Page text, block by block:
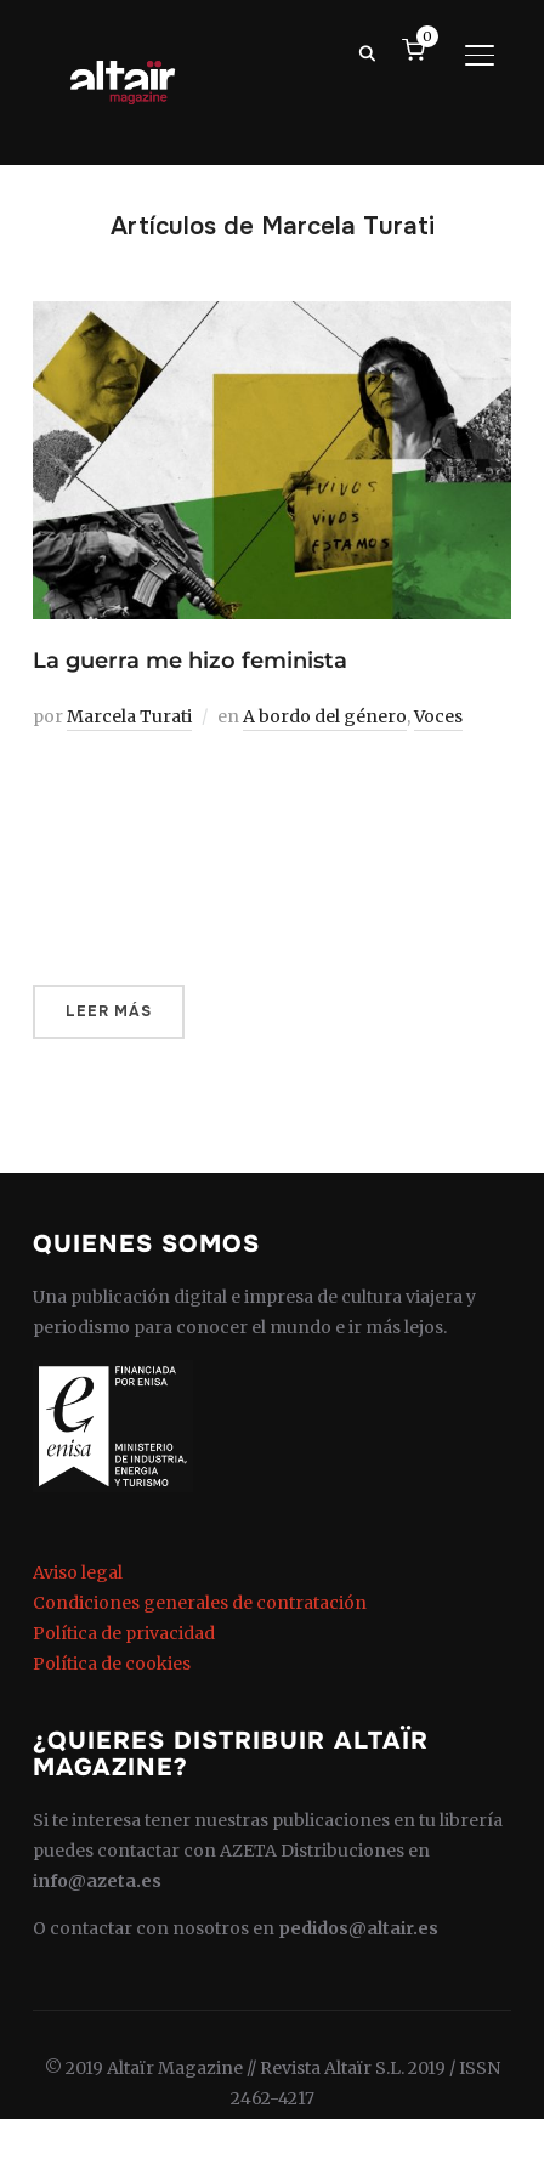
0
Artículos de Marcela Turati
La guerra me hizo feminista
porMarcela Turati enA bordo del género,Voces
LEER MÁS
QUIENES SOMOS
Una publicación digital e impresa de cultura viajera y
periodismo para conocer el mundo e ir más lejos.
Aviso legal
Condiciones generales de contratación
Política de privacidad
Política de cookies
¿QUIERES DISTRIBUIR ALTAÏR
MAGAZINE?
Si te interesa tener nuestras publicaciones en tu librería
puedes contactar con AZETA Distribuciones en
info@azeta.es
O contactar con nosotros en pedidos@altair.es
© 2019 Altaïr Magazine // Revista Altaïr S.L. 2019 / ISSN
2462-4217